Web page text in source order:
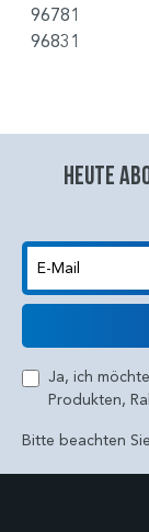
96781
96831
Heute
E-Mail
Ja, ich
Produkten,
Bitte beachten